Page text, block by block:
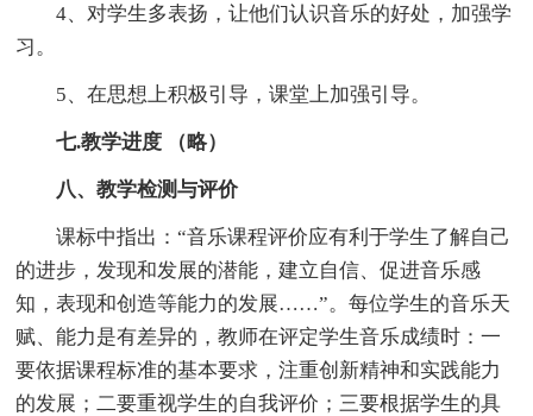
4、对学生多表扬，让他们认识音乐的好处，加强学
习。
5、在思想上积极引导，课堂上加强引导。
七.教学进度 （略）
八、教学检测与评价
课标中指出：“音乐课程评价应有利于学生了解自己
的进步，发现和发展的潜能，建立自信、促进音乐感
知，表现和创造等能力的发展……”。每位学生的音乐天
赋、能力是有差异的，教师在评定学生音乐成绩时：一
要依据课程标准的基本要求，注重创新精神和实践能力
的发展；二要重视学生的自我评价；三要根据学生的具